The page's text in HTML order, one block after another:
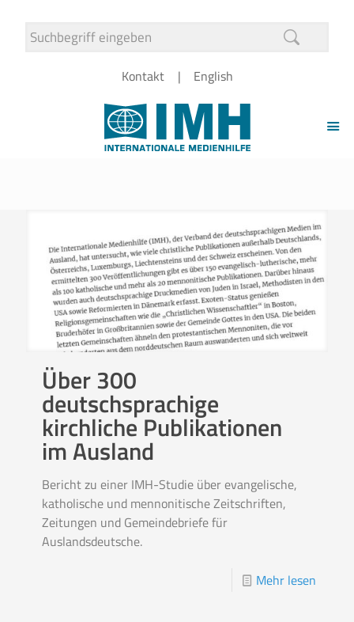
Kontakt English
Über 300
deutschsprachige
kirchliche Publikationen
im Ausland
Bericht zu einer IMH-Studie über evangelische,
katholische und mennonitische Zeitschriften,
Zeitungen und Gemeindebriefe für
Auslandsdeutsche.
Mehr lesen